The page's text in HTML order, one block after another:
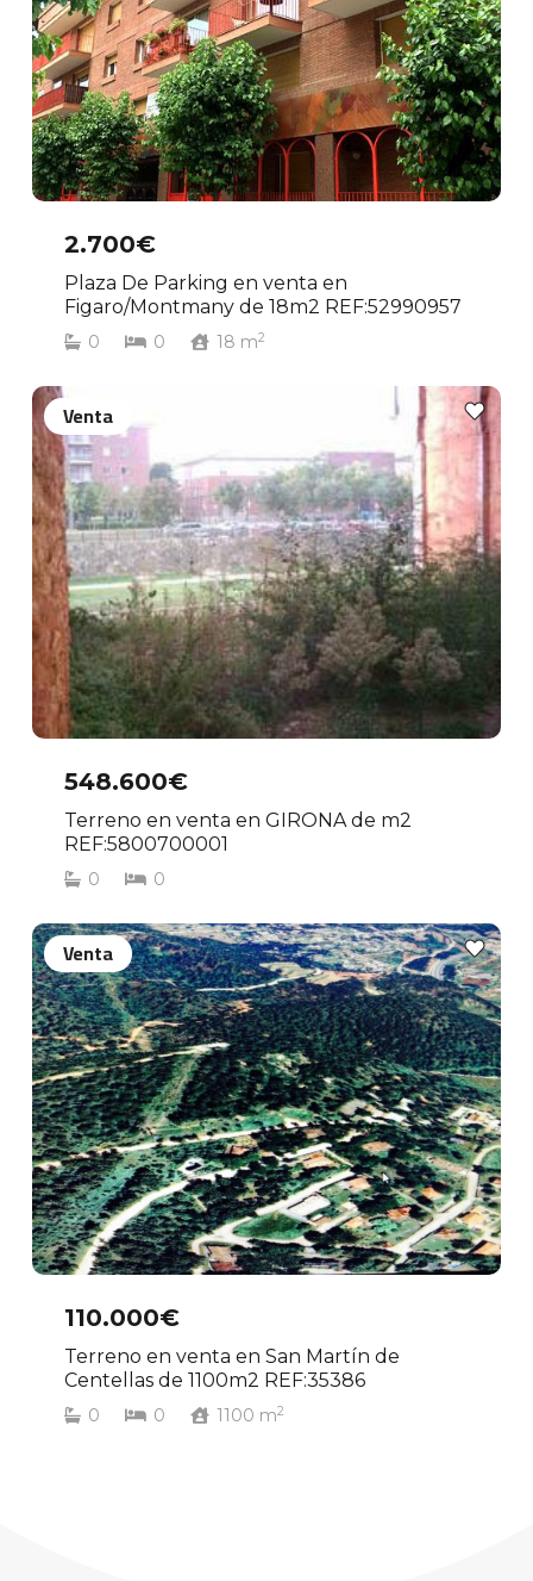
2.700€
Plaza De Parking en venta en
Figaro/Montmany de 18m2 REF:52990957
0 0 18 m2
548.600€
Terreno en venta en GIRONA de m2
REF:5800700001
0 0
Venta
110.000€
Terreno en venta en San Martín de
Centellas de 1100m2 REF:35386
0 0 1100 m2
Venta